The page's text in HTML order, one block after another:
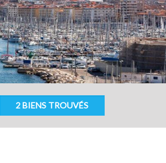
2 BIENS TROUVÉS